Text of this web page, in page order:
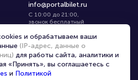
info@portalbilet.ru
С 10:00 до 21:00,
звонок бесплатный
Все площадки
Главная Саратов
и обрабатываем ваши
(IP-адрес, данные о
для работы сайта, аналитики и
«Принять», вы соглашаетесь с
и Политикой